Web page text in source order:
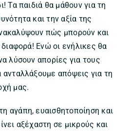
Τα παιδιά θα μάθουν για τη
και την αξία της
πώς μπορούν και
διαφορά! Ενώ οι ενήλικες θα
λύσουν απορίες για τους
απόψεις για τη
μας.
αγάπη, ευαισθητοποίηση και
αξέχαστη σε μικρούς και